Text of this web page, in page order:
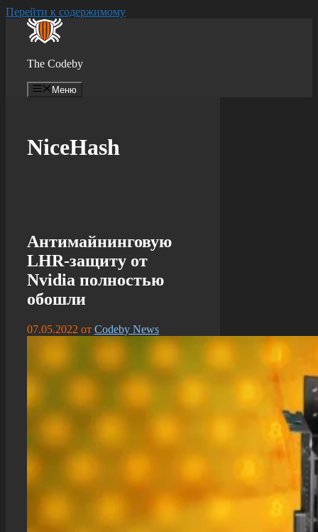
Перейти к содержимому
The Codeby
Меню
NiceHash
Антимайнинговую
LHR-защиту от
Nvidia полностью
обошли
07.05.2022 от Codeby News